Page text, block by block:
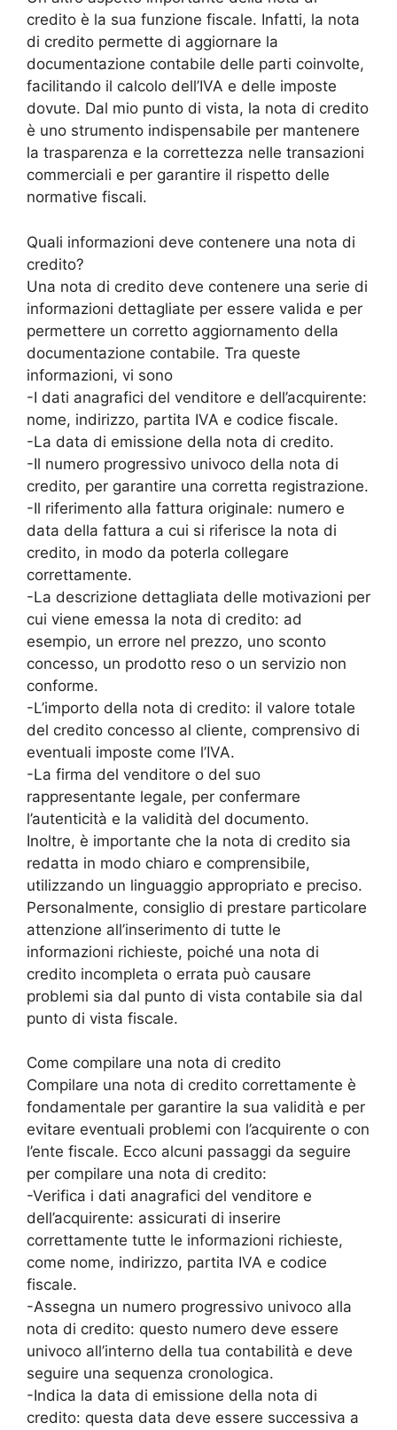
credito è la sua funzione fiscale. Infatti, la nota
di credito permette di aggiornare la
documentazione contabile delle parti coinvolte,
facilitando il calcolo dell’IVA e delle imposte
dovute. Dal mio punto di vista, la nota di credito
è uno strumento indispensabile per mantenere
la trasparenza e la correttezza nelle transazioni
commerciali e per garantire il rispetto delle
normative fiscali.
Quali informazioni deve contenere una nota di
credito?
Una nota di credito deve contenere una serie di
informazioni dettagliate per essere valida e per
permettere un corretto aggiornamento della
documentazione contabile. Tra queste
informazioni, vi sono
-I dati anagrafici del venditore e dell’acquirente:
nome, indirizzo, partita IVA e codice fiscale.
-La data di emissione della nota di credito.
-Il numero progressivo univoco della nota di
credito, per garantire una corretta registrazione.
-Il riferimento alla fattura originale: numero e
data della fattura a cui si riferisce la nota di
credito, in modo da poterla collegare
correttamente.
-La descrizione dettagliata delle motivazioni per
cui viene emessa la nota di credito: ad
esempio, un errore nel prezzo, uno sconto
concesso, un prodotto reso o un servizio non
conforme.
-L’importo della nota di credito: il valore totale
del credito concesso al cliente, comprensivo di
eventuali imposte come l’IVA.
-La firma del venditore o del suo
rappresentante legale, per confermare
l’autenticità e la validità del documento.
Inoltre, è importante che la nota di credito sia
redatta in modo chiaro e comprensibile,
utilizzando un linguaggio appropriato e preciso.
Personalmente, consiglio di prestare particolare
attenzione all’inserimento di tutte le
informazioni richieste, poiché una nota di
credito incompleta o errata può causare
problemi sia dal punto di vista contabile sia dal
punto di vista fiscale.
Come compilare una nota di credito
Compilare una nota di credito correttamente è
fondamentale per garantire la sua validità e per
evitare eventuali problemi con l’acquirente o con
l’ente fiscale. Ecco alcuni passaggi da seguire
per compilare una nota di credito:
-Verifica i dati anagrafici del venditore e
dell’acquirente: assicurati di inserire
correttamente tutte le informazioni richieste,
come nome, indirizzo, partita IVA e codice
fiscale.
-Assegna un numero progressivo univoco alla
nota di credito: questo numero deve essere
univoco all’interno della tua contabilità e deve
seguire una sequenza cronologica.
-Indica la data di emissione della nota di
credito: questa data deve essere successiva a